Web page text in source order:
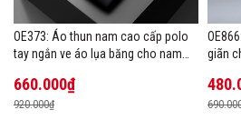
OE373: Áo thun nam cao cấp polo
tay ngắn ve áo lụa băng cho nam
660.000₫
920.000₫
giãn